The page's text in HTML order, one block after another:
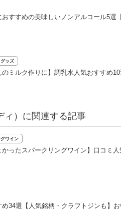
すすめの美味しいノンアルコール5選
ッズ
のミルク作りに】調乳水人気おすすめ
ィ）に関連する記事
ワイン
かったスパークリングワイン】口コミ
め34選【人気銘柄・クラフトジンも】